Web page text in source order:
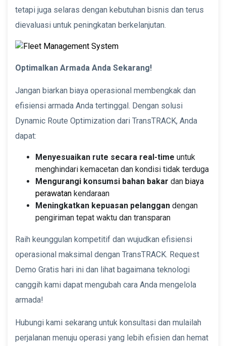
tetapi juga selaras dengan kebutuhan bisnis dan terus
dievaluasi untuk peningkatan berkelanjutan.
Optimalkan Armada Anda Sekarang!
Jangan biarkan biaya operasional membengkak dan
efisiensi armada Anda tertinggal. Dengan solusi
Dynamic Route Optimization dari TransTRACK, Anda
dapat:
Menyesuaikan rute secara real-time untuk
menghindari kemacetan dan kondisi tidak terduga
Mengurangi konsumsi bahan bakar dan biaya
perawatan kendaraan
Meningkatkan kepuasan pelanggan dengan
pengiriman tepat waktu dan transparan
Raih keunggulan kompetitif dan wujudkan efisiensi
operasional maksimal dengan TransTRACK. Request
Demo Gratis hari ini dan lihat bagaimana teknologi
canggih kami dapat mengubah cara Anda mengelola
armada!
Hubungi kami sekarang untuk konsultasi dan mulailah
perjalanan menuju operasi yang lebih efisien dan hemat